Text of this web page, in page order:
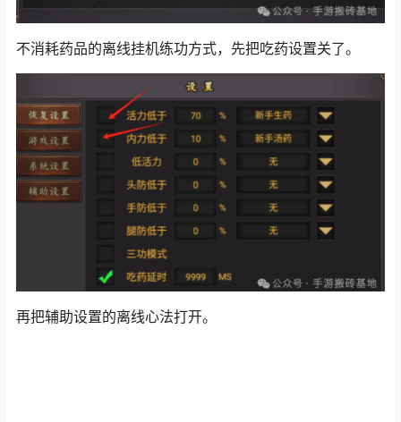
不消耗药品的离线挂机练功方式，先把吃药设置关了。
再把辅助设置的离线心法打开。